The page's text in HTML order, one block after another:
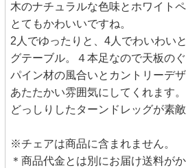
木のナチュラルな色味とホワイト
とてもかわいいですね。
2人でゆったりと、4人でわいわい
グテーブル。４本足なので天板の
パイン材の風合いとカントリーデ
あたたかい雰囲気にしてくれます。
どっしりしたターンドレッグが素敵
※チェアは商品に含まれません。
＊商品代金とは別にお届け送料が